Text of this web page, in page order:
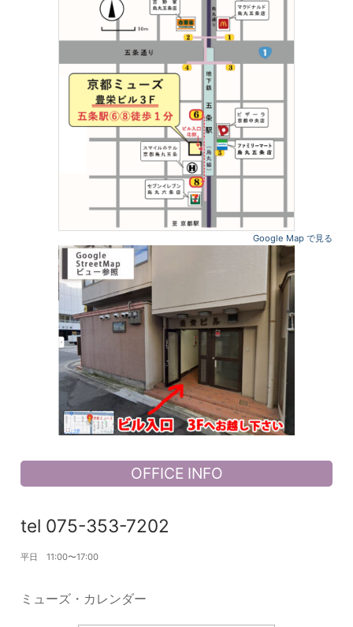
小山実稚恵インタビューページ追加
6/ 8にアップ致しました。ページはこちら。
Google Map で見る
OFFICE INFO
tel 075-353-7202
平日 11:00〜17:00
ミューズ・カレンダー